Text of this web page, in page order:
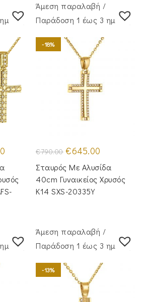
€1,050.00.
Άμεση παραλαβή /
Παράδoση 1 έως 3 ημέρες
-18%
€790.00 Original
price
was:
€790.00.
€645.00
τιμή
είναι:
€645.00.
Σταυρός Mε Aλυσίδα
40cm Γυναικείος Χρυσός
Κ14 SXS-20335Y
Άμεση παραλαβή /
Παράδoση 1 έως 3 ημέρες
-13%